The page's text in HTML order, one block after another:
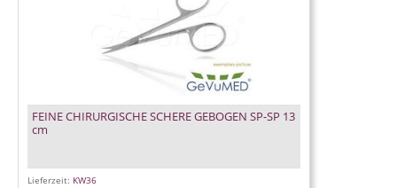
FEINE CHIRURGISCHE SCHERE GEBOGEN SP-SP 13
cm
Lieferzeit: KW36